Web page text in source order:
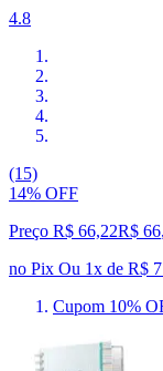
4.8
(15)
14% OFF
Preço R$ 66,22R$ 66,
no Pix Ou 1x de R$
Cupom 10%